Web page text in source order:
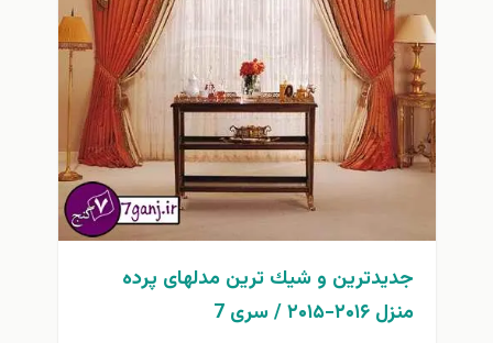
جدیدترین و شيك ترين مدلهای پرده
منزل ۲۰۱۶-۲۰۱۵ / سری 7